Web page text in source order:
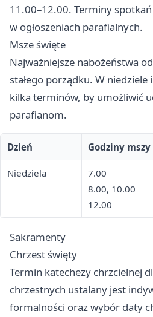
11.00–12.00. Terminy
w ogłoszeniach parafialnych.
Msze święte
Najważniejsze nabożeństwa
stałego porządku. W
kilka terminów, by umożliwić
parafianom.
Dzień Godziny
Niedziela
7.00
8.00, 10.00
12.00
Sakramenty
Chrzest święty
Termin katechezy chrzcielnej
chrzestnych ustalany jest
formalności oraz wybór daty